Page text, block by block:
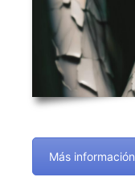
Más información